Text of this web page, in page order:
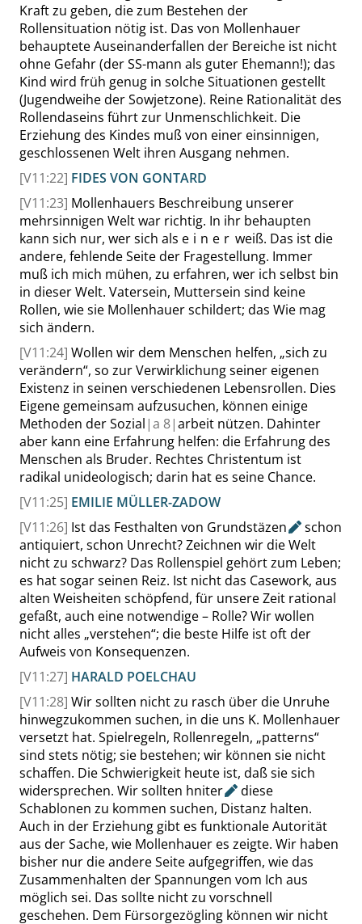
Kraft zu geben, die zum Bestehen der
Rollensituation nötig ist. Das von Mollenhauer
behauptete Auseinanderfallen der Bereiche ist nicht
ohne Gefahr (der SS-mann als guter Ehemann!); das
Kind wird früh genug in solche Situationen gestellt
(Jugendweihe der Sowjetzone). Reine Rationalität des
Rollendaseins führt zur Unmenschlichkeit. Die
Erziehung des Kindes muß von einer einsinnigen,
geschlossenen Welt ihren Ausgang nehmen.
[V11:22] FIDES VON GONTARD
[V11:23] Mollenhauers Beschreibung unserer
mehrsinnigen Welt war richtig. In ihr behaupten
kann sich nur, wer sich als einer weiß. Das ist die
andere, fehlende Seite der Fragestellung. Immer
muß ich mich mühen, zu erfahren, wer ich selbst bin
in dieser Welt. Vatersein, Muttersein sind keine
Rollen, wie sie Mollenhauer schildert; das Wie mag
sich ändern.
[V11:24] Wollen wir dem Menschen helfen, „sich zu
verändern“, so zur Verwirklichung seiner eigenen
Existenz in seinen verschiedenen Lebensrollen. Dies
Eigene gemeinsam aufzusuchen, können einige
Methoden der Sozial |a 8|arbeit nützen. Dahinter
aber kann eine Erfahrung helfen: die Erfahrung des
Menschen als Bruder. Rechtes Christentum ist
radikal unideologisch; darin hat es seine Chance.
[V11:25] EMILIE MÜLLER-ZADOW
[V11:26] Ist das Festhalten von Grundstäzen
schon
antiquiert, schon Unrecht? Zeichnen wir die Welt
nicht zu schwarz? Das Rollenspiel gehört zum Leben;
es hat sogar seinen Reiz. Ist nicht das Casework, aus
alten Weisheiten schöpfend, für unsere Zeit rational
gefaßt, auch eine notwendige – Rolle? Wir wollen
nicht alles „verstehen“; die beste Hilfe ist oft der
Aufweis von Konsequenzen.
[V11:27] HARALD POELCHAU
[V11:28] Wir sollten nicht zu rasch über die Unruhe
hinwegzukommen suchen, in die uns K. Mollenhauer
versetzt hat. Spielregeln, Rollenregeln, „patterns“
sind stets nötig; sie bestehen; wir können sie nicht
schaffen. Die Schwierigkeit heute ist, daß sie sich
widersprechen. Wir sollten hniter
diese
Schablonen zu kommen suchen, Distanz halten.
Auch in der Erziehung gibt es funktionale Autorität
aus der Sache, wie Mollenhauer es zeigte. Wir haben
bisher nur die andere Seite aufgegriffen, wie das
Zusammenhalten der Spannungen vom Ich aus
möglich sei. Das sollte nicht zu vorschnell
geschehen. Dem Fürsorgezögling können wir nicht